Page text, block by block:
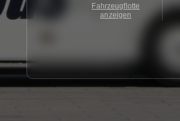
Fahrzeugflotte
anzeigen